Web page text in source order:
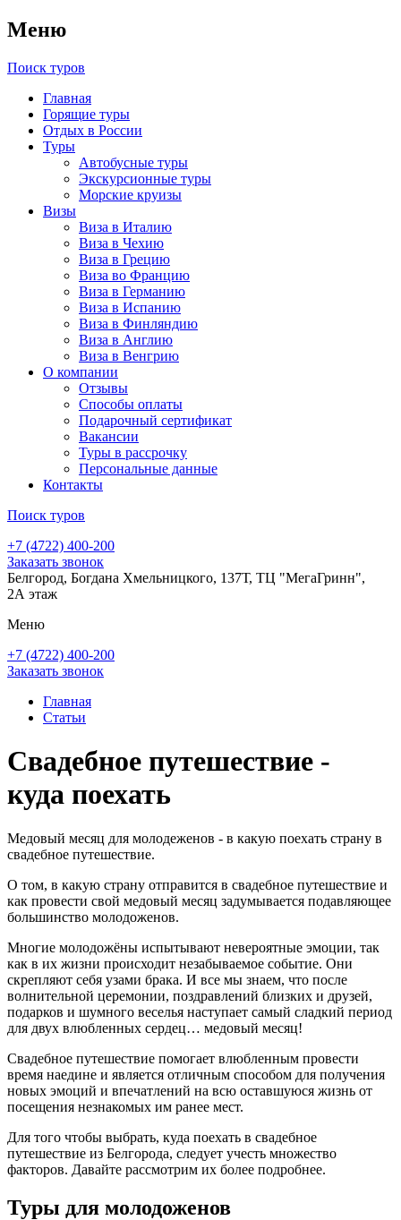
Меню
Поиск туров
Главная
Горящие туры
Отдых в России
Туры
Автобусные туры
Экскурсионные туры
Морские круизы
Визы
Виза в Италию
Виза в Чехию
Виза в Грецию
Виза во Францию
Виза в Германию
Виза в Испанию
Виза в Финляндию
Виза в Англию
Виза в Венгрию
О компании
Отзывы
Способы оплаты
Подарочный сертификат
Вакансии
Туры в рассрочку
Персональные данные
Контакты
Поиск туров
+7 (4722) 400-200
Заказать звонок
Белгород, Богдана Хмельницкого, 137Т, ТЦ "МегаГринн",
2А этаж
Меню
+7 (4722) 400-200
Заказать звонок
Главная
Статьи
Свадебное путешествие -
куда поехать
Медовый месяц для молодеженов - в какую поехать страну в
свадебное путешествие.
О том, в какую страну отправится в свадебное путешествие и
как провести свой медовый месяц задумывается подавляющее
большинство молодоженов.
Многие молодожёны испытывают невероятные эмоции, так
как в их жизни происходит незабываемое событие. Они
скрепляют себя узами брака. И все мы знаем, что после
волнительной церемонии, поздравлений близких и друзей,
подарков и шумного веселья наступает самый сладкий период
для двух влюбленных сердец… медовый месяц!
Свадебное путешествие помогает влюбленным провести
время наедине и является отличным способом для получения
новых эмоций и впечатлений на всю оставшуюся жизнь от
посещения незнакомых им ранее мест.
Для того чтобы выбрать, куда поехать в свадебное
путешествие из Белгорода, следует учесть множество
факторов. Давайте рассмотрим их более подробнее.
Туры для молодоженов